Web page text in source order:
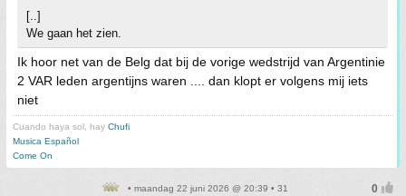
[..]
We gaan het zien.
Ik hoor net van de Belg dat bij de vorige wedstrijd van Argentinie
2 VAR leden argentijns waren .... dan klopt er volgens mij iets
niet
Cuando haya sol, hay Chufi
Musica Español
Come On
• maandag 22 juni 2026 @ 20:39 • 31